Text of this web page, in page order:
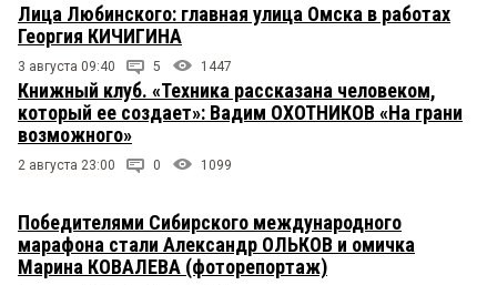
Лица Любинского: главная улица Омска в работах
Георгия КИЧИГИНА
3 августа 09:40 5 1447
Книжный клуб. «Техника рассказана человеком,
который ее создает»: Вадим ОХОТНИКОВ «На грани
возможного»
2 августа 23:00 0 1099
Победителями Сибирского международного
марафона стали Александр ОЛЬКОВ и омичка
Марина КОВАЛЕВА (фоторепортаж)